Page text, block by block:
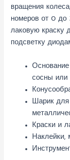
вращения
номеров от 0 до
лаковую краску
подсветку
сосны или
Шарик для
Краски и
Наклейки,